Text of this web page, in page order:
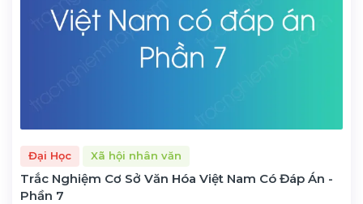
Đại Học Xã hội nhân văn
Trắc Nghiệm Cơ Sở Văn Hóa Việt Nam Có Đáp Án -
Phần 7